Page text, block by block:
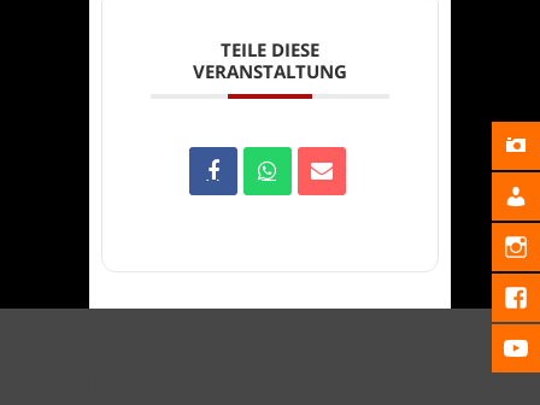
TEILE DIESE
VERANSTALTUNG